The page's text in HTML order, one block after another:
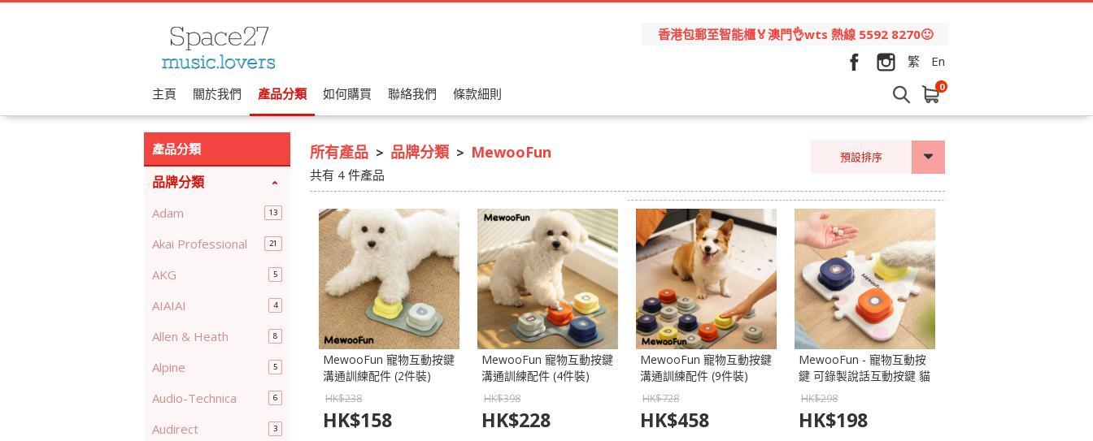
香港包郵至智能櫃🏅澳門👌wts 熱線 5592 8270🙂
繁
En
主頁 關於我們 產品分類 如何購買 聯絡我們 條款細則 0
產品分類
品牌分類
Adam 13
Akai Professional 21
AKG 5
AIAIAI 4
Allen & Heath 8
Alpine 5
Audio-Technica 6
Audirect 3
所有產品 > 品牌分類 > MewooFun 預設排序
共有 4 件產品
MewooFun 寵物互動按鍵
溝通訓練配件 (2件裝)
HK$238
HK$158
MewooFun 寵物互動按鍵
溝通訓練配件 (4件裝)
HK$398
HK$228
MewooFun 寵物互動按鍵
溝通訓練配件 (9件裝)
HK$728
HK$458
MewooFun - 寵物互動按
鍵 可錄製說話互動按鍵 貓
狗溝通訓練交流按鈕 (3件
HK$298
HK$198